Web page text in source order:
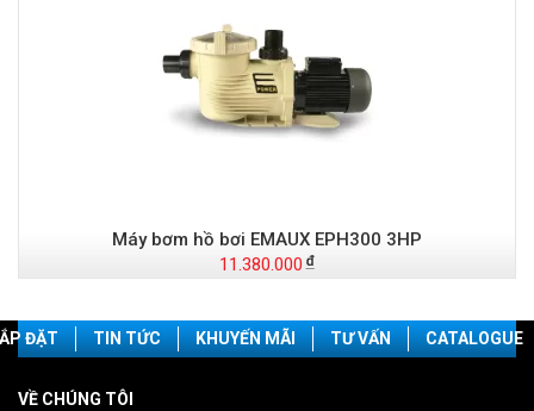
Máy bơm hồ bơi EMAUX EPH300 3HP
11.380.000
ĐẶT TIN TỨC KHUYẾN MÃI TƯ VẤN CATALOGUE
VỀ CHÚNG TÔI